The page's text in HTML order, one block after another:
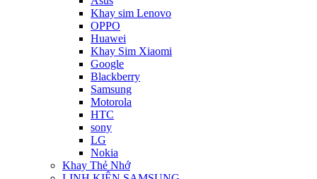
Khay sim Lenovo
OPPO
Huawei
Khay Sim Xiaomi
Google
Blackberry
Samsung
Motorola
HTC
sony
LG
Nokia
Khay Thẻ Nhớ